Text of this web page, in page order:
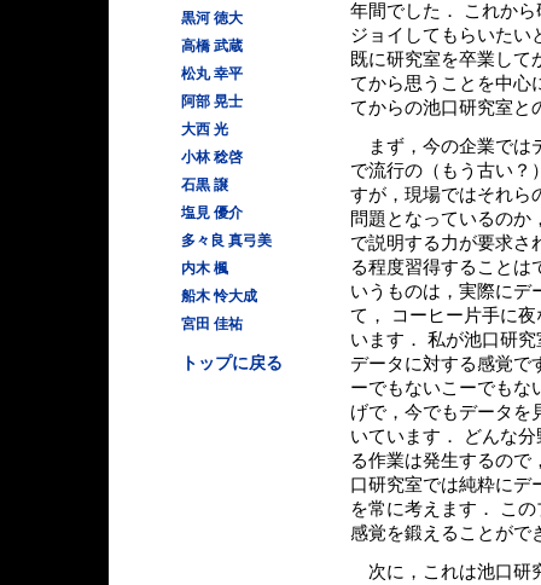
年間でした． これか
ジョイしてもらいたい
既に研究室を卒業して
てから思うことを中心
てからの池口研究室と
まず，今の企業では
で流行の（もう古い？
すが，現場ではそれら
問題となっているのか
で説明する力が要求さ
る程度習得することは
いうものは，実際にデ
て， コーヒー片手に
います． 私が池口研
データに対する感覚で
ーでもないこーでもな
げで，今でもデータを
いています． どんな
る作業は発生するので
口研究室では純粋にデ
を常に考えます． こ
感覚を鍛えることがで
次に，これは池口研
黒河 徳大
高橋 武蔵
松丸 幸平
阿部 晃士
大西 光
小林 稔啓
石黒 譲
塩見 優介
多々良 真弓美
内木 楓
船木 怜大成
宮田 佳祐
トップに戻る